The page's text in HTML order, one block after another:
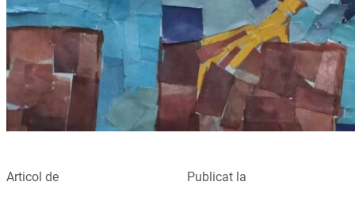
Articol de Publicat la